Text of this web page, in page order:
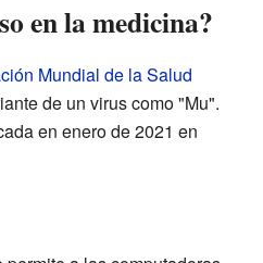
en la medicina?
Mundial de la Salud
de un virus como "Mu".
en enero de 2021 en